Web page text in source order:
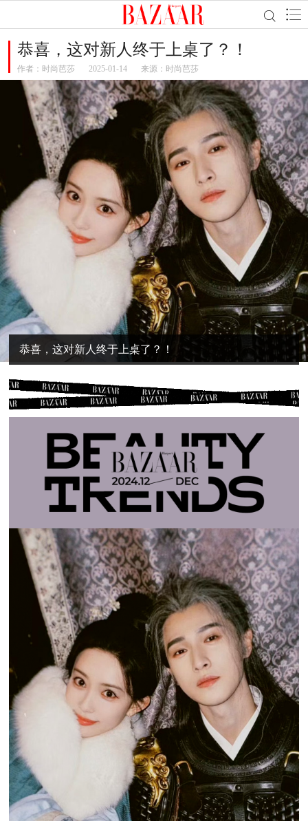
恭喜，这对新人终于上桌了？！
作者： 时尚芭莎 2025-01-14 来源：时尚芭莎
恭喜，这对新人终于上桌了？！